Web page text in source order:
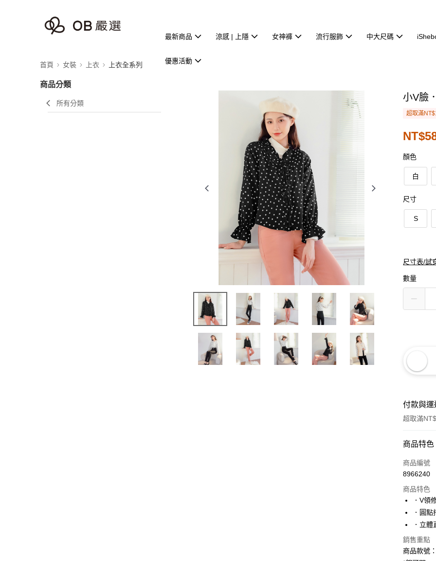
最新商品 涼感 | 上隱 女神褲 流行服飾 中大尺碼
優惠活動
首頁 女裝 上衣 上衣全系列
商品分類
所有分類
小V臉
超取滿
顏色
白
尺寸
S
尺寸表/試
數量
付款與
超取滿
付款方式
信用卡一
超商取貨
LINE Pay
商品特色
商品編號
8966240
商品特色
．V領
．圓
．立
銷售重點
商品款號